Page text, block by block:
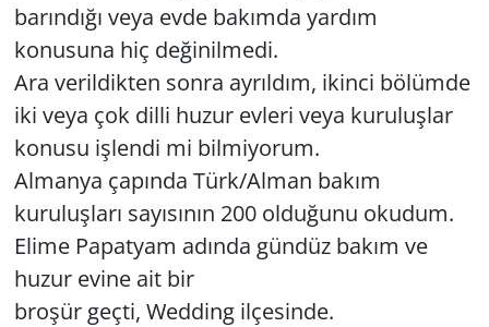
barındığı veya evde bakımda yardım
konusuna hiç değinilmedi.
Ara verildikten sonra ayrıldım, ikinci bölümde
iki veya çok dilli huzur evleri veya kuruluşlar
konusu işlendi mi bilmiyorum.
Almanya çapında Türk/Alman bakım
kuruluşları sayısının 200 olduğunu okudum.
Elime Papatyam adında gündüz bakım ve
huzur evine ait bir
broşür geçti, Wedding ilçesinde.